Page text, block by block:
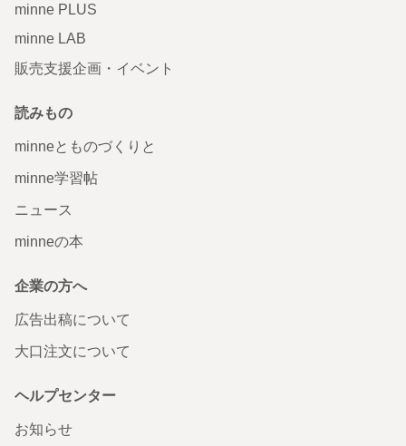
minne PLUS
minne LAB
販売支援企画・イベント
読みもの
minneとものづくりと
minne学習帖
ニュース
minneの本
企業の方へ
広告出稿について
大口注文について
ヘルプセンター
お知らせ